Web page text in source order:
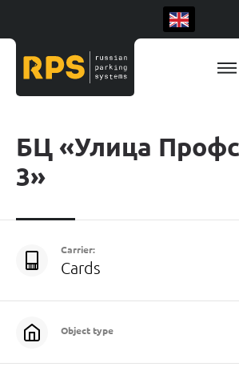
БЦ «Улица
3»
Carrier:
Cards
Object type